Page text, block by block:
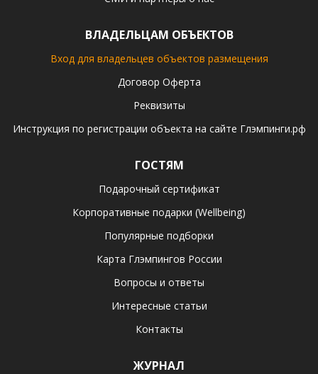
ВЛАДЕЛЬЦАМ ОБЪЕКТОВ
Вход для владельцев объектов размещения
Договор Оферта
Реквизиты
Инструкция по регистрации объекта на сайте Глэмпинги.рф
ГОСТЯМ
Подарочный сертификат
Корпоративные подарки (Wellbeing)
Популярные подборки
Карта Глэмпингов России
Вопросы и ответы
Интересные статьи
Контакты
ЖУРНАЛ